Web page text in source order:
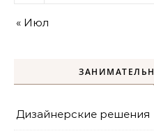
« Июл
Дизайнерские решения